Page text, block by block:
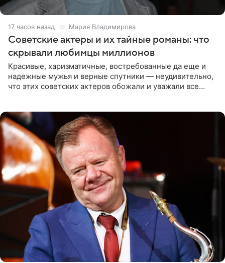
17 часов назад Мария Владимирова
Советские актеры и их тайные романы: что
скрывали любимцы миллионов
Красивые, харизматичные, востребованные да еще и
надежные мужья и верные спутники — неудивительно,
что этих советских актеров обожали и уважали все